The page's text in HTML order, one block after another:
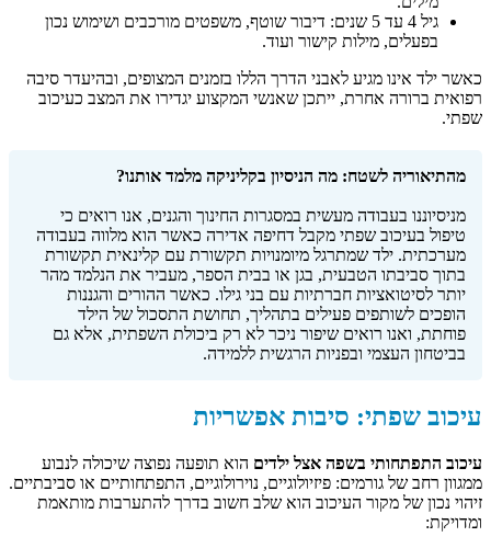
גיל 4 עד 5 שנים: דיבור שוטף, משפטים מורכבים ושימוש נכון
בפעלים, מילות קישור ועוד.
כאשר ילד אינו מגיע לאבני הדרך הללו בזמנים המצופים, ובהיעדר סיבה
רפואית ברורה אחרת, ייתכן שאנשי המקצוע יגדירו את המצב כעיכוב
שפתי.
מהתיאוריה לשטח: מה הניסיון בקליניקה מלמד אותנו?
מניסיוננו בעבודה מעשית במסגרות החינוך והגנים, אנו רואים כי
טיפול בעיכוב שפתי מקבל דחיפה אדירה כאשר הוא מלווה בעבודה
מערכתית. ילד שמתרגל מיומנויות תקשורת עם קלינאית תקשורת
בתוך סביבתו הטבעית, בגן או בבית הספר, מעביר את הנלמד מהר
יותר לסיטואציות חברתיות עם בני גילו. כאשר ההורים והגננות
הופכים לשותפים פעילים בתהליך, תחושת התסכול של הילד
פוחתת, ואנו רואים שיפור ניכר לא רק ביכולת השפתית, אלא גם
בביטחון העצמי ובפניות הרגשית ללמידה.
עיכוב שפתי: סיבות אפשריות
עיכוב התפתחותי בשפה אצל ילדים הוא תופעה נפוצה שיכולה לנבוע
ממגוון רחב של גורמים: פיזיולוגיים, נוירולוגיים, התפתחותיים או סביבתיים.
זיהוי נכון של מקור העיכוב הוא שלב חשוב בדרך להתערבות מותאמת
ומדויקת: